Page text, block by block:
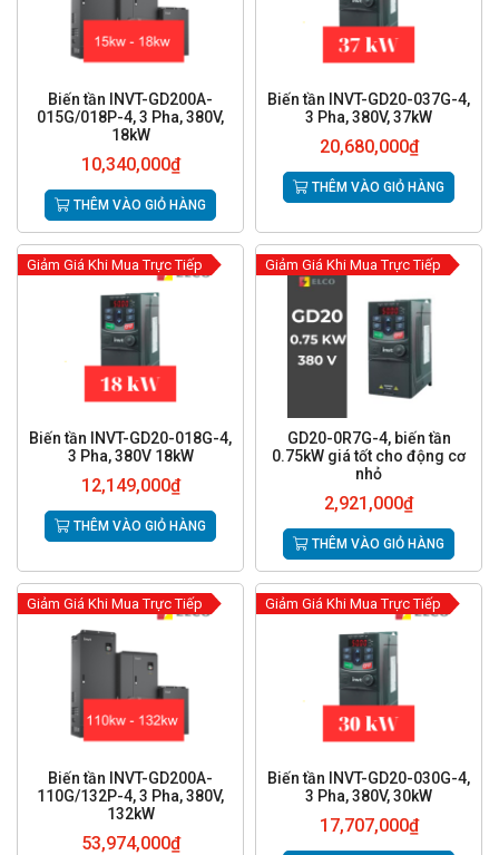
Biến tần INVT-GD200A-
015G/018P-4, 3 Pha, 380V,
18kW
10,340,000₫
THÊM VÀO GIỎ HÀNG
Biến tần INVT-GD20-037G-4,
3 Pha, 380V, 37kW
20,680,000₫
THÊM VÀO GIỎ HÀNG
Giảm Giá Khi Mua Trực Tiếp
Biến tần INVT-GD20-018G-4,
3 Pha, 380V 18kW
12,149,000₫
THÊM VÀO GIỎ HÀNG
Giảm Giá Khi Mua Trực Tiếp
GD20-0R7G-4, biến tần
0.75kW giá tốt cho động cơ
nhỏ
2,921,000₫
THÊM VÀO GIỎ HÀNG
Giảm Giá Khi Mua Trực Tiếp
Biến tần INVT-GD200A-
110G/132P-4, 3 Pha, 380V,
132kW
53,974,000₫
Giảm Giá Khi Mua Trực Tiếp
Biến tần INVT-GD20-030G-4,
3 Pha, 380V, 30kW
17,707,000₫